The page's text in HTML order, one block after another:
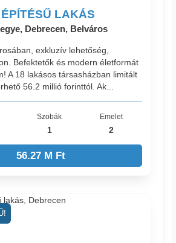
LAKÁS
Debrecen, Belváros
exkluzív lehetőség,
Befektetők és modern életformát
A 18 lakásos társasházban limitált
56.2 millió forinttól. Ak...
Szobák
1
Emelet
2
56.27 M Ft